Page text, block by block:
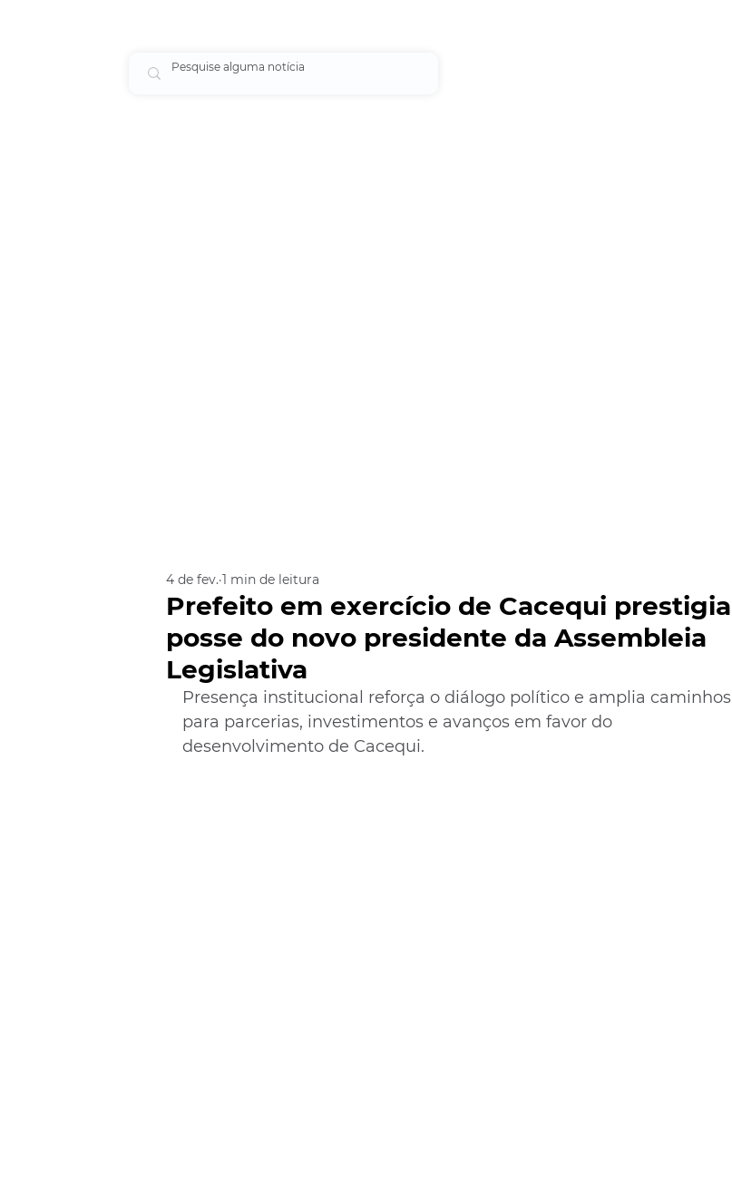
Prefeito em exercício de Cacequi prestigia
posse do novo presidente da Assembleia
Legislativa
4 de fev. 1 min de leitura
Presença institucional reforça o diálogo político e amplia caminhos
para parcerias, investimentos e avanços em favor do
desenvolvimento de Cacequi.